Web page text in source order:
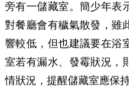
旁有一儲藏室。簡少年表
對餐廳會有穢氣散發，雖
響較低，但也建議要在浴
室若有漏水、發霉狀況，
情狀況，提醒儲藏室應保